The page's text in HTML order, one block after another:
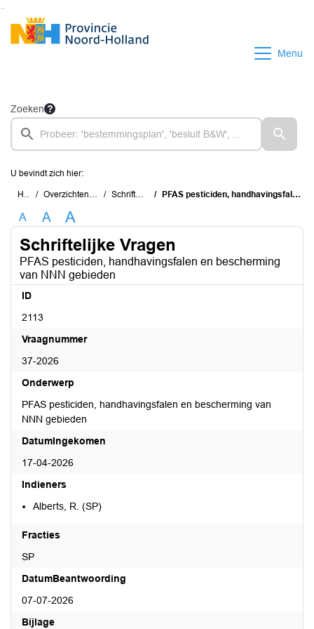
Ga naar de inhoud van deze pagina
Ga naar het zoeken
Ga naar het menu
Menu
Zoeken
U bevindt zich hier:
Home Overzichten en documenten Schriftelijke Vragen PFAS pesticiden, handhavingsfalen en bescherming van NNN gebieden
A A A
Schriftelijke Vragen
PFAS pesticiden, handhavingsfalen en bescherming
van NNN gebieden
ID
2113
Vraagnummer
37-2026
Onderwerp
PFAS pesticiden, handhavingsfalen en bescherming van
NNN gebieden
DatumIngekomen
17-04-2026
Indieners
Alberts, R. (SP)
Fracties
SP
DatumBeantwoording
07-07-2026
Bijlage